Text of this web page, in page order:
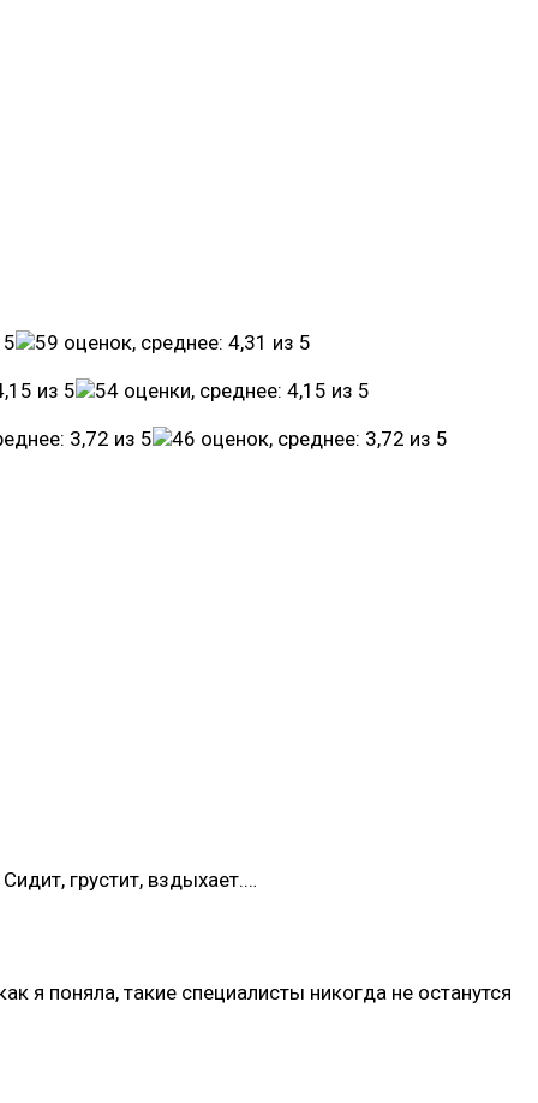
грустит, вздыхает.…
я поняла, такие специалисты никогда не останутся